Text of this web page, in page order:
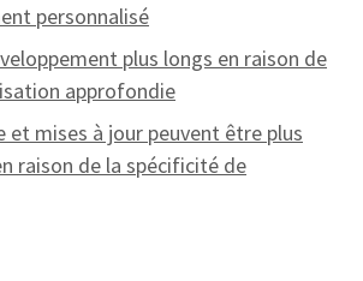
personnalisé
plus longs en raison de
approfondie
et mises à jour peuvent être plus
raison de la spécificité de